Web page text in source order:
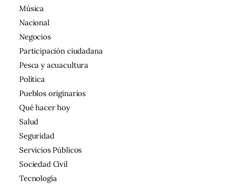
Música
Nacional
Negocios
Participación ciudadana
Pesca y acuacultura
Política
Pueblos originarios
Qué hacer hoy
Salud
Seguridad
Servicios Públicos
Sociedad Civil
Tecnología